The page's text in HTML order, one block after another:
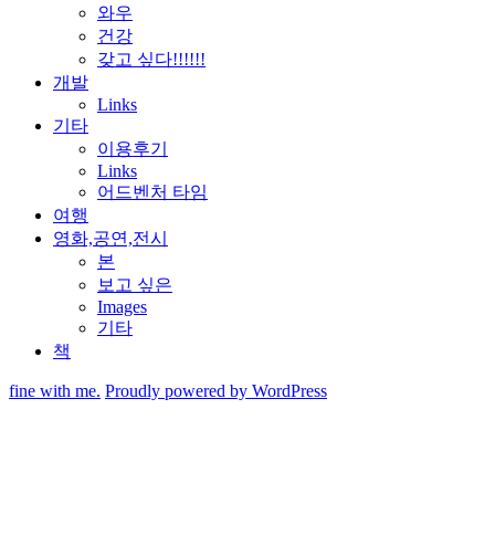
와우
건강
갖고 싶다!!!!!!
개발
Links
기타
이용후기
Links
어드벤처 타임
여행
영화,공연,전시
본
보고 싶은
Images
기타
책
fine with me. Proudly powered by WordPress